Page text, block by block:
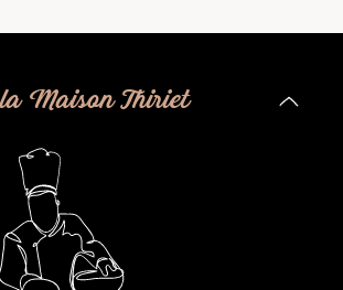
la Maison Thiriet